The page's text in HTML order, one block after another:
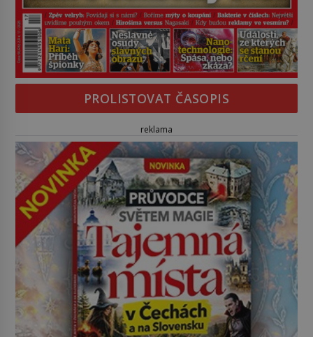
PROLISTOVAT ČASOPIS
reklama